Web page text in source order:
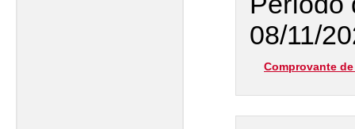
08/11/
Comprovante